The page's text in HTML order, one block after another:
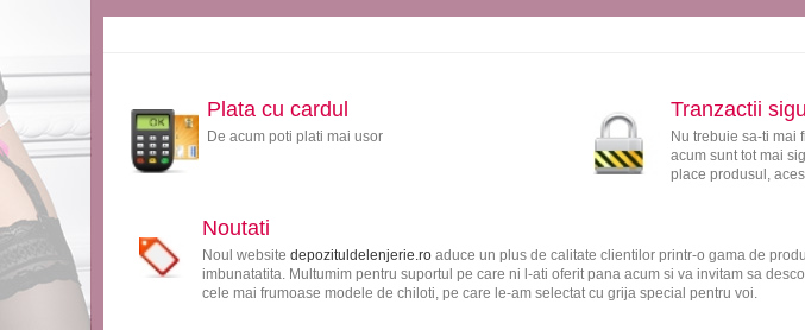
Plata cu cardul
De acum poti plati mai usor
Tranzactii
Nu trebuie sa-ti mai
acum sunt tot mai
place produsul,
Noutati
Noul website depozituldelenjerie.roaduce un plus de calitate clientilor printr-o gama de
imbunatatita. Multumim pentru suportul pe care ni l-ati oferit pana acum si va invitam sa
cele mai frumoase modele de chiloti, pe care le-am selectat cu grija special pentru voi.